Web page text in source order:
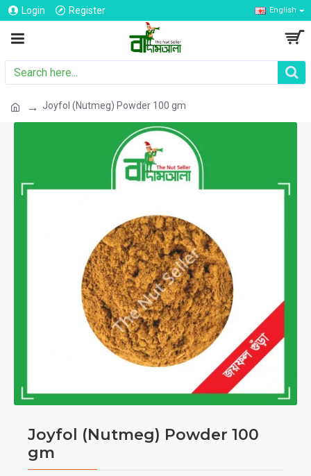
Login Register English
Joyfol (Nutmeg) Powder 100 gm
Joyfol (Nutmeg) Powder 100
gm